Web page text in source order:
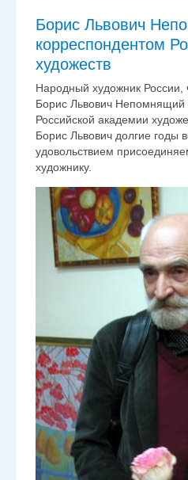
Борис Львович
корреспондентом
художеств
Народный художник России,
Борис Львович Непомнящий
Российской академии
Борис Львович долгие годы
удовольствием
художнику.